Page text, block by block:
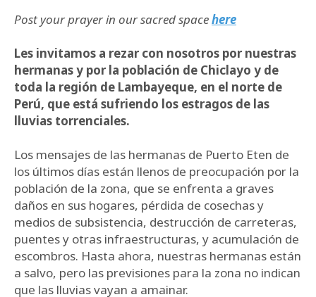
Post your prayer in our sacred spacehere
Les invitamos a rezar con nosotros por nuestras
hermanas y por la población de Chiclayo y de
toda la región de Lambayeque, en el norte de
Perú, que está sufriendo los estragos de las
lluvias torrenciales.
Los mensajes de las hermanas de Puerto Eten de
los últimos días están llenos de preocupación por la
población de la zona, que se enfrenta a graves
daños en sus hogares, pérdida de cosechas y
medios de subsistencia, destrucción de carreteras,
puentes y otras infraestructuras, y acumulación de
escombros. Hasta ahora, nuestras hermanas están
a salvo, pero las previsiones para la zona no indican
que las lluvias vayan a amainar.